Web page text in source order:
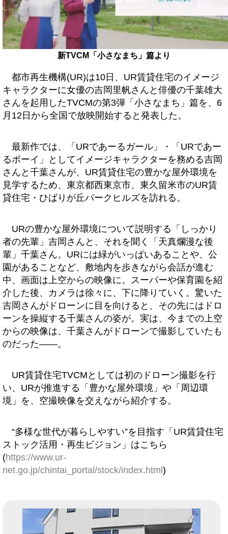
新TVCM「小さなまち」篇より
都市再生機構(UR)は10日、UR賃貸住宅のイメージ
キャラクターに女優の吉岡里帆さんと俳優の千葉雄大
さんを起用したTVCMの第3弾「小さなまち」篇を、6
月12日から全国で放映開始すると発表した。
最新作では、「URであーるガール」・「URであー
るボーイ」としてイメージキャラクターを務める吉岡
さんと千葉さんが、UR賃貸住宅の豊かな屋外環境を
見学するため、東京都西東京市、東久留米市のUR賃
貸住宅・ひばりが丘パークヒルズを訪れる。
URの豊かな屋外環境について説明する「しっかり
者の先輩」吉岡さんと、それを聞く「天真爛漫な後
輩」千葉さん。URには緑がいっぱいあることや、公
園があることなど、敷地内を歩きながら会話が進む
中、画面は上空からの映像に。スーパーや保育園を紹
介した後、カメラは徐々に、下に降りていく。驚いた
吉岡さんがドローンに目を向けると、その先にはドロ
ーンを操縦する千葉さんの姿が。実は、今までの上空
からの映像は、千葉さんがドローンで撮影していたも
のだった――。
UR賃貸住宅TVCMとしては初のドローン撮影を行
い、URが推進する「豊かな屋外環境」や「周辺環
境」を、空撮映像を交えながら紹介する。
“多様な世代が暮らしやすい”を目指す「UR賃貸住宅
ストック活用・再生ビジョン」はこちら
(https://www.ur-
net.go.jp/chintai_portal/stock/index.html )